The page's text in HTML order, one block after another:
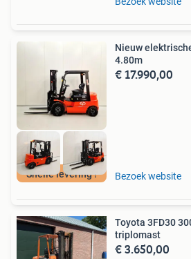
Snelle levering !
Nieuw
4.80m
€ 17.990,00
Bezoek website
Toyota 3FD30
triplomast
€ 3.650,00